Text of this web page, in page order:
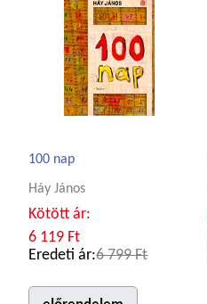
100 nap
Háy János
Kötött ár:
6 119 Ft
Eredeti ár:6 799 Ft